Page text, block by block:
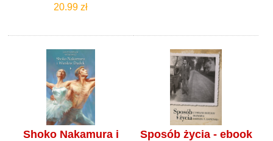
20.99 zł
Shoko Nakamura i
Sposób życia - ebook